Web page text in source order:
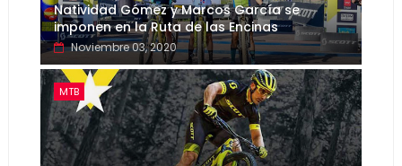
Natividad Gómez y Marcos García se
imponen en la Ruta de las Encinas
Noviembre 03, 2020
MTB